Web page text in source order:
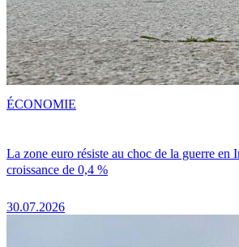
La zone euro résiste au choc de la guerre en
croissance de 0,4 %
30.07.2026
ÉCONOMIE